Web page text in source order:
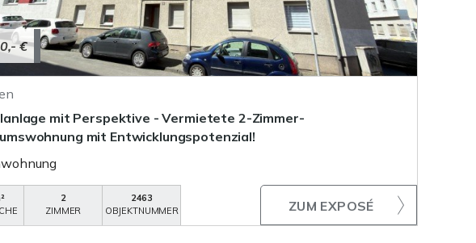
€
mit Perspektive - Vermietete 2-Zimmer-
mit Entwicklungspotenzial!
2
ZIMMER
2463
OBJEKTNUMMER
ZUM EXPOSÉ